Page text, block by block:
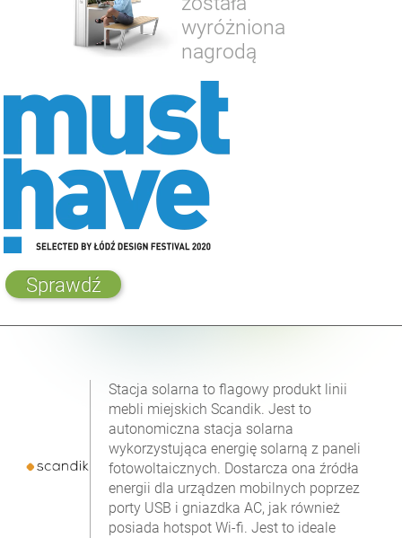
wyróżniona
nagrodą
Sprawdź
Stacja solarna to flagowy produkt linii
mebli miejskich Scandik. Jest to
autonomiczna stacja solarna
wykorzystująca energię solarną z paneli
fotowoltaicznych. Dostarcza ona źródła
energii dla urządzen mobilnych poprzez
porty USB i gniazdka AC, jak również
posiada hotspot Wi-fi. Jest to ideale